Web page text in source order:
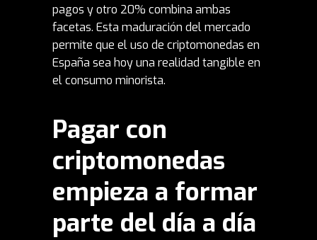
pagos y otro 20% combina ambas
facetas. Esta maduración del mercado
permite que el uso de criptomonedas en
España sea hoy una realidad tangible en
el consumo minorista.
Pagar con
criptomonedas
empieza a formar
parte del día a día